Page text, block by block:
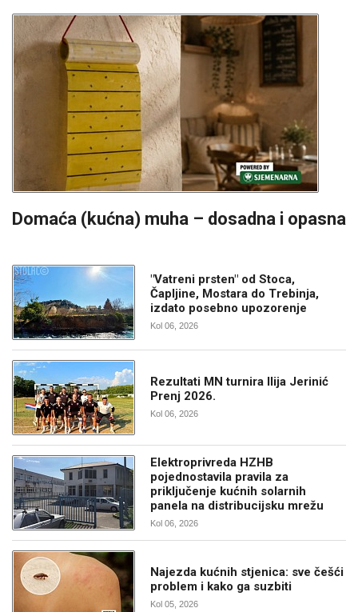
Domaća (kućna) muha – dosadna i opasna
"Vatreni prsten" od Stoca,
Čapljine, Mostara do Trebinja,
izdato posebno upozorenje
Kol 06, 2026
Rezultati MN turnira Ilija Jerinić
Prenj 2026.
Kol 06, 2026
Elektroprivreda HZHB
pojednostavila pravila za
priključenje kućnih solarnih
panela na distribucijsku mrežu
Kol 06, 2026
Najezda kućnih stjenica: sve češći
problem i kako ga suzbiti
Kol 05, 2026